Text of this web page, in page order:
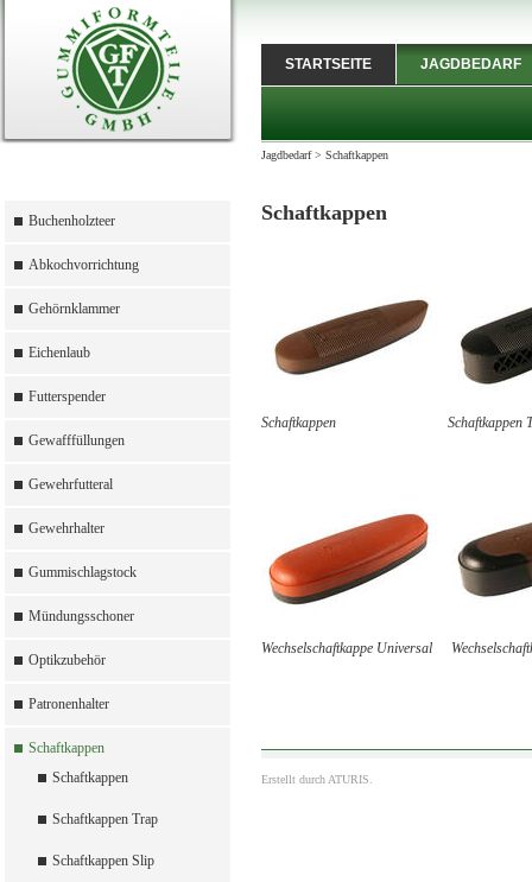
Buchenholzteer
Abkochvorrichtung
Gehörnklammer
Eichenlaub
Futterspender
Gewafffüllungen
Gewehrfutteral
Gewehrhalter
Gummischlagstock
Mündungsschoner
Optikzubehör
Patronenhalter
Schaftkappen
Schaftkappen
Schaftkappen Trap
Schaftkappen Slip
STARTSEITE JAGDBEDARF
Jagdbedarf> Schaftkappen
Schaftkappen
Schaftkappen Schaftkappen
Wechselschaftkappe Universal
Erstellt durch ATURIS.